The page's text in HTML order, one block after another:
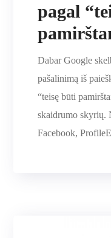
pagal
Dabar Google
pašalinimą iš
“teisę būti
skaidrumo skyrių.
Facebook,